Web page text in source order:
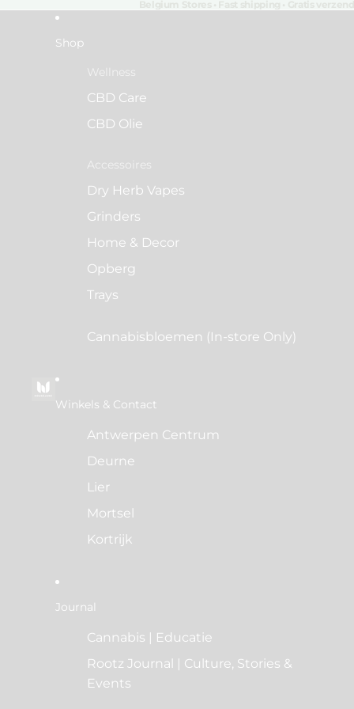
Shop
Wellness
CBD Care
CBD Olie
Accessoires
Dry Herb Vapes
Grinders
Home & Decor
Opberg
Trays
Cannabisbloemen (In-store Only)
Winkels & Contact
Antwerpen Centrum
Deurne
Lier
Mortsel
Kortrijk
Journal
Cannabis | Educatie
Rootz Journal | Culture, Stories &
Events